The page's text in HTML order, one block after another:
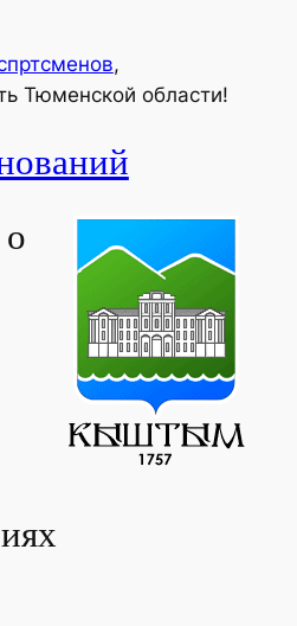
,
Тюменской области!